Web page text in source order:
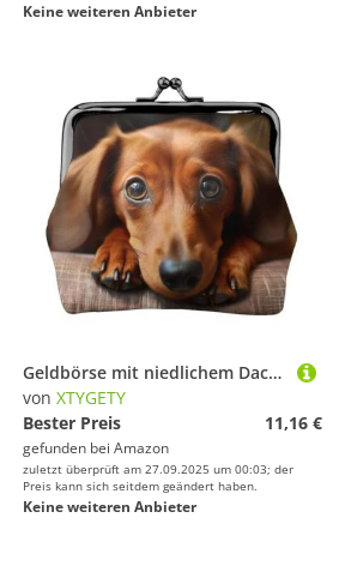
Keine weiteren Anbieter
Geldbörse mit niedlichem Dackel-Motiv, Münzgeldbörse, kleine Taschen mit Kussschloss, für Münzen, Karten, kleine Gegenstände
von XTYGETY
Bester Preis
11,16 €
gefunden bei Amazon
zuletzt überprüft am 27.09.2025 um 00:03; der
Preis kann sich seitdem geändert haben.
Keine weiteren Anbieter